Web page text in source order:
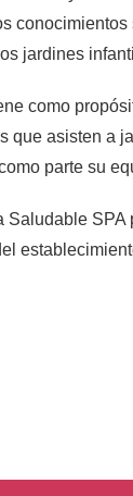
jardines
como
que asisten a
parte su